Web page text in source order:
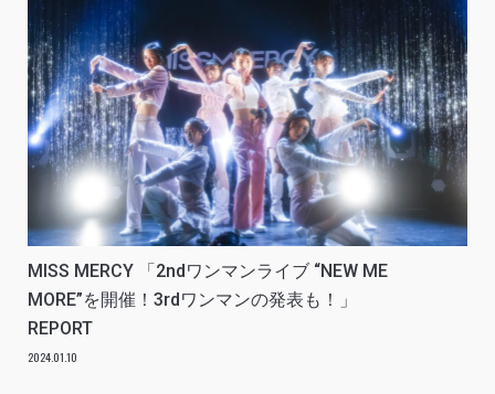
MISS MERCY 「2ndワンマンライブ “NEW ME
MORE”を開催！3rdワンマンの発表も！」
REPORT
2024.01.10